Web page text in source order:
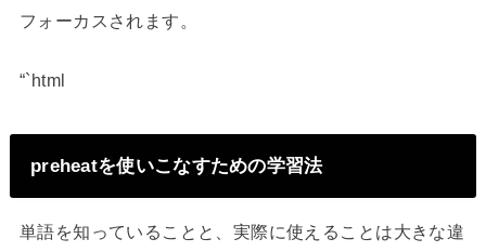
フォーカスされます。
“`html
preheatを使いこなすための学習法
単語を知っていることと、実際に使えることは大きな違